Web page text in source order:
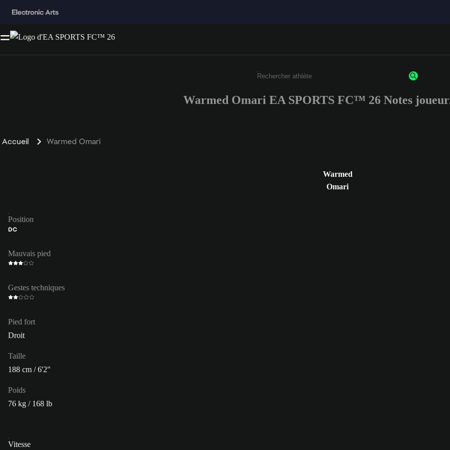
Saisissez au moins 3 caractères ou chiffres.
Warmed Omari EA SPORTS FC™ 26 Notes
Accueil Warmed Omari
Warmed
Omari
Position
DC
Mauvais pied
Gestes techniques
Pied fort
Droit
Taille
188 cm / 6'2"
Poids
76 kg / 168 lb
Vitesse